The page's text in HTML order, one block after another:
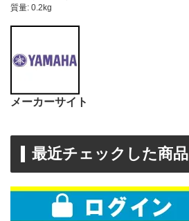
質量: 0.2kg
メーカーサイト
最近チェックした商品